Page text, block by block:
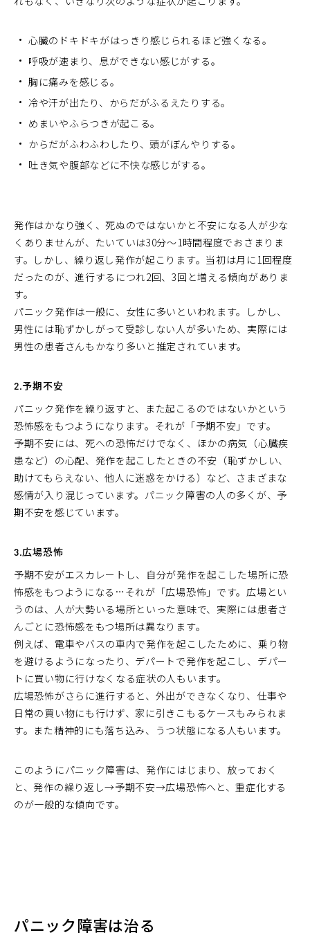
心臓のドキドキがはっきり感じられるほど強くなる。
呼吸が速まり、息ができない感じがする。
胸に痛みを感じる。
冷や汗が出たり、からだがふるえたりする。
めまいやふらつきが起こる。
からだがふわふわしたり、頭がぼんやりする。
吐き気や腹部などに不快な感じがする。
発作はかなり強く、死ぬのではないかと不安になる人が少な
くありませんが、たいていは30分～1時間程度でおさまりま
す。しかし、繰り返し発作が起こります。当初は月に1回程度
だったのが、進行するにつれ2回、3回と増える傾向がありま
す。
パニック発作は一般に、女性に多いといわれます。しかし、
男性には恥ずかしがって受診しない人が多いため、実際には
男性の患者さんもかなり多いと推定されています。
2.予期不安
パニック発作を繰り返すと、また起こるのではないかという
恐怖感をもつようになります。それが「予期不安」です。
予期不安には、死への恐怖だけでなく、ほかの病気（心臓疾
患など）の心配、発作を起こしたときの不安（恥ずかしい、
助けてもらえない、他人に迷惑をかける）など、さまざまな
感情が入り混じっています。パニック障害の人の多くが、予
期不安を感じています。
3.広場恐怖
予期不安がエスカレートし、自分が発作を起こした場所に恐
怖感をもつようになる…それが「広場恐怖」です。広場とい
うのは、人が大勢いる場所といった意味で、実際には患者さ
んごとに恐怖感をもつ場所は異なります。
例えば、電車やバスの車内で発作を起こしたために、乗り物
を避けるようになったり、デパートで発作を起こし、デパー
トに買い物に行けなくなる症状の人もいます。
広場恐怖がさらに進行すると、外出ができなくなり、仕事や
日常の買い物にも行けず、家に引きこもるケースもみられま
す。また精神的にも落ち込み、うつ状態になる人もいます。
このようにパニック障害は、発作にはじまり、放っておく
と、発作の繰り返し→予期不安→広場恐怖へと、重症化する
のが一般的な傾向です。
パニック障害は治る